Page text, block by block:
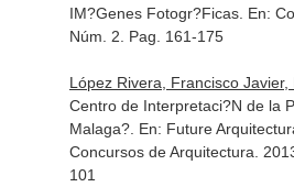
IM?Genes Fotogr?Ficas. En:
Núm. 2. Pag. 161-175
López Rivera, Francisco
Centro de Interpretaci?N de la
Malaga?. En: Future
Concursos de Arquitectura .
101